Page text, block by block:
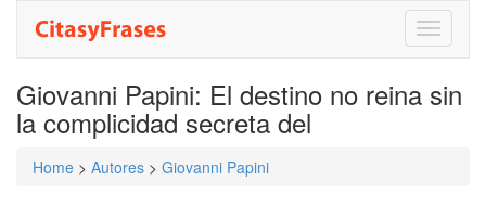
Toggle
Giovanni Papini: El destino no reina sin
la complicidad secreta del
Home > Autores > Giovanni Papini